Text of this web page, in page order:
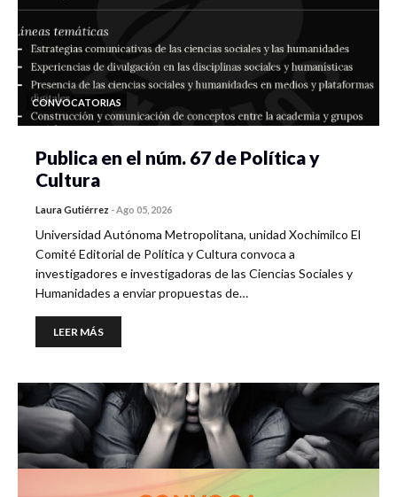
CONVOCATORIAS
Publica en el núm. 67 de Política y
Cultura
Laura Gutiérrez -Ago 05, 2026
Universidad Autónoma Metropolitana, unidad Xochimilco El
Comité Editorial de Política y Cultura convoca a
investigadores e investigadoras de las Ciencias Sociales y
Humanidades a enviar propuestas de…
LEER MÁS